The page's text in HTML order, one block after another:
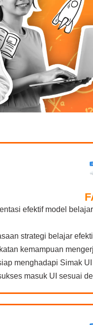
efektif model
strategi belajar
kemampuan
menghadapi Simak UI
masuk UI sesuai